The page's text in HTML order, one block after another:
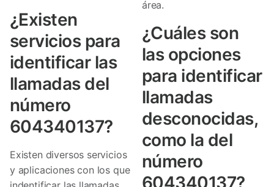
¿Existen
servicios para
identificar las
llamadas del
número
604340137?
Existen diversos servicios
y aplicaciones con los que
área.
¿Cuáles son
las opciones
para identificar
llamadas
desconocidas,
como la del
número
604340137?